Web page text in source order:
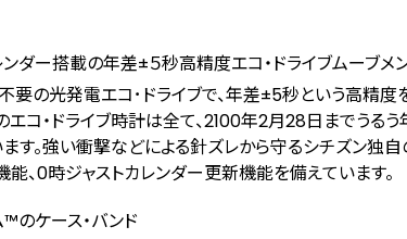
ダー搭載の年差±５秒高精度エコ・ドライブムーブメ
の光発電エコ･ドライブで、年差±5秒という高精度
コ・ドライブ時計は全て、2100年2月28日までうる
す。強い衝撃などによる針ズレから守るシチズン独
、0時ジャストカレンダー更新機能を備えています。
のケース・バンド